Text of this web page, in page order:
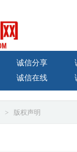
诚信分享
诚信在线
> 版权声明